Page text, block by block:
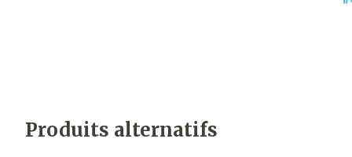
Produits alternatifs